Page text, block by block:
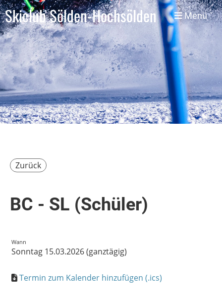
Skiclub Sölden-Hochsölden Menü
Zurück
BC - SL (Schüler)
Wann
Sonntag 15.03.2026 (ganztägig)
Termin zum Kalender hinzufügen (.ics)